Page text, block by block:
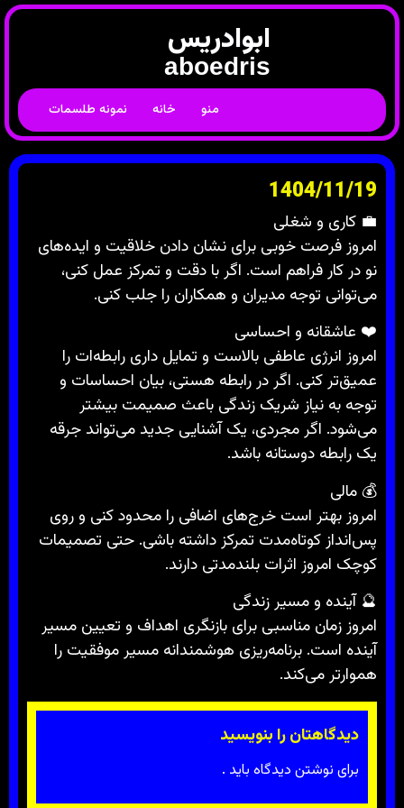
ابوادریس
aboedris
منو خانه نمونه طلسمات
1404/11/19
💼 کاری و شغلی
امروز فرصت خوبی برای نشان دادن خلاقیت و ایده‌های
نو در کار فراهم است. اگر با دقت و تمرکز عمل کنی،
می‌توانی توجه مدیران و همکاران را جلب کنی.
❤️ عاشقانه و احساسی
امروز انرژی عاطفی بالاست و تمایل داری رابطه‌ات را
عمیق‌تر کنی. اگر در رابطه هستی، بیان احساسات و
توجه به نیاز شریک زندگی باعث صمیمت بیشتر
می‌شود. اگر مجردی، یک آشنایی جدید می‌تواند جرقه
یک رابطه دوستانه باشد.
💰 مالی
امروز بهتر است خرج‌های اضافی را محدود کنی و روی
پس‌انداز کوتاه‌مدت تمرکز داشته باشی. حتی تصمیمات
کوچک امروز اثرات بلندمدتی دارند.
🔮 آینده و مسیر زندگی
امروز زمان مناسبی برای بازنگری اهداف و تعیین مسیر
آینده است. برنامه‌ریزی هوشمندانه مسیر موفقیت را
هموارتر می‌کند.
دیدگاهتان را بنویسید
برای نوشتن دیدگاه باید .